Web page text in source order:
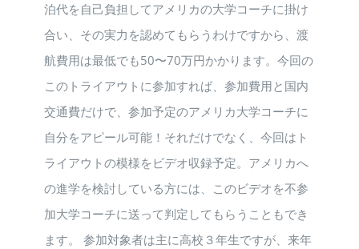
泊代を自己負担してアメリカの大学コーチに掛け
合い、その実力を認めてもらうわけですから、渡
航費用は最低でも50〜70万円かかります。今回の
このトライアウトに参加すれば、参加費用と国内
交通費だけで、参加予定のアメリカ大学コーチに
自分をアピール可能！それだけでなく、今回はト
ライアウトの模様をビデオ収録予定。アメリカへ
の進学を検討している方には、このビデオを不参
加大学コーチに送って判定してもらうこともでき
ます。 参加対象者は主に高校３年生ですが、来年